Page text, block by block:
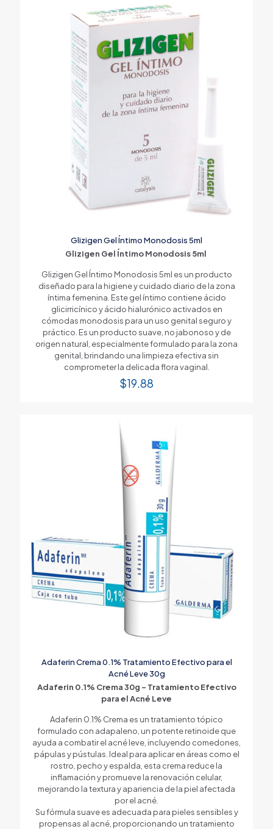
Glizigen Gel Íntimo Monodosis 5ml
Glizigen Gel Íntimo Monodosis 5ml
Glizigen Gel Íntimo Monodosis 5ml es un producto
diseñado para la higiene y cuidado diario de la zona
íntima femenina. Este gel íntimo contiene ácido
glicirricínico y ácido hialurónico activados en
cómodas monodosis para un uso genital seguro y
práctico. Es un producto suave, no jabonoso y de
origen natural, especialmente formulado para la zona
genital, brindando una limpieza efectiva sin
comprometer la delicada flora vaginal.
$19.88
Adaferin Crema 0.1% Tratamiento Efectivo para el
Acné Leve 30g
Adaferin 0.1% Crema 30g – Tratamiento Efectivo
para el Acné Leve
Adaferin 0.1% Crema es un tratamiento tópico
formulado con adapaleno, un potente retinoide que
ayuda a combatir el acné leve, incluyendo comedones,
pápulas y pústulas. Ideal para aplicar en áreas como el
rostro, pecho y espalda, esta crema reduce la
inflamación y promueve la renovación celular,
mejorando la textura y apariencia de la piel afectada
por el acné.
Su fórmula suave es adecuada para pieles sensibles y
propensas al acné, proporcionando un tratamiento